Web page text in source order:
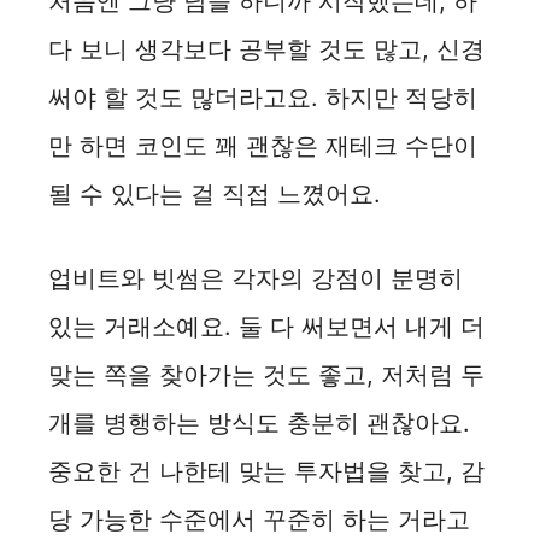
다 보니 생각보다 공부할 것도 많고, 신경
써야 할 것도 많더라고요. 하지만 적당히
만 하면 코인도 꽤 괜찮은 재테크 수단이
될 수 있다는 걸 직접 느꼈어요.
업비트와 빗썸은 각자의 강점이 분명히
있는 거래소예요. 둘 다 써보면서 내게 더
맞는 쪽을 찾아가는 것도 좋고, 저처럼 두
개를 병행하는 방식도 충분히 괜찮아요.
중요한 건 나한테 맞는 투자법을 찾고, 감
당 가능한 수준에서 꾸준히 하는 거라고